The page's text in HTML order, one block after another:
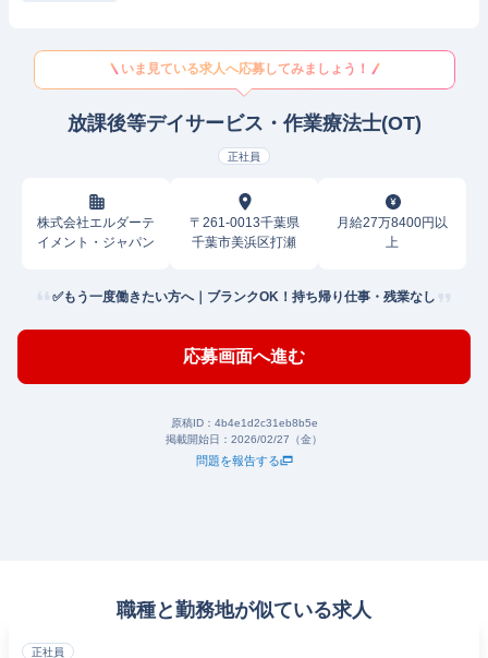
いま見ている求人へ応募してみましょう！
放課後等デイサービス・作業療法士(OT)
正社員
株式会社エルダーテ
イメント・ジャパン
〒261-0013千葉県
千葉市美浜区打瀬
月給27万8400円以
上
✅もう一度働きたい方へ｜ブランクOK！持ち帰り仕事・残業なし
応募画面へ進む
原稿ID： 4b4e1d2c31eb8b5e
掲載開始日： 2026/02/27（金）
問題を報告する
職種と勤務地が似ている求人
正社員